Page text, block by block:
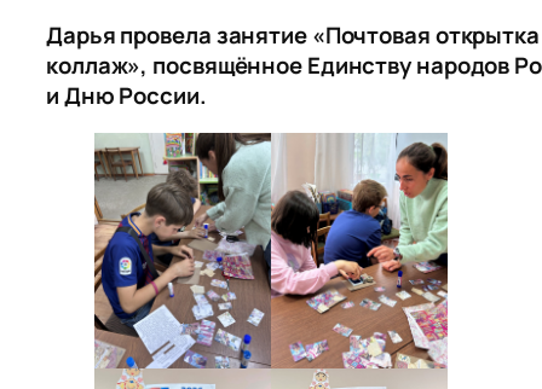
Дарья провела занятие «Почтовая
коллаж», посвящённое Единству народов
и Дню России.